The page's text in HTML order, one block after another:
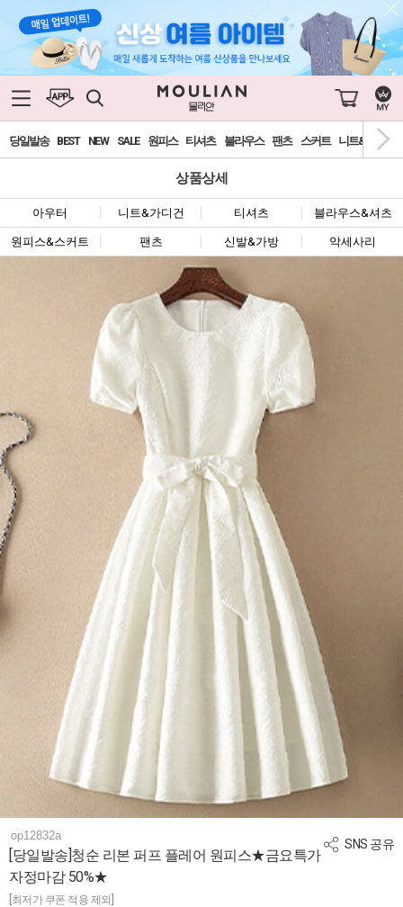
당일발송 BEST NEW SALE 원피스 티셔츠 블라우스 팬츠 스커트 니트&가디건
상품상세
아우터 니트&가디건 티셔츠 블라우스&셔츠
원피스&스커트 팬츠 신발&가방 악세사리
SNS 공유
op12832a
[당일발송]청순 리본 퍼프 플레어 원피스★금요특가
자정마감 50%★
[최저가 쿠폰 적용 제외]